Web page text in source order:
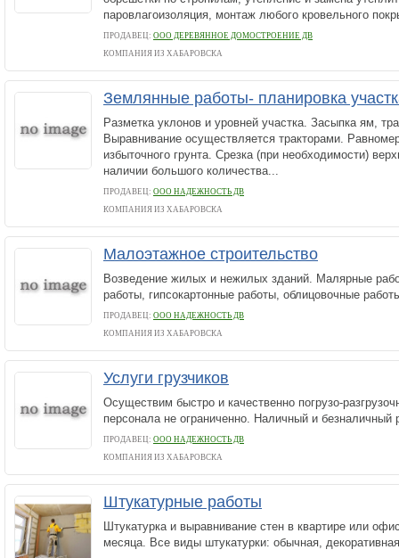
паровлагоизоляция, монтаж любого кровельного
ПРОДАВЕЦ: ООО ДЕРЕВЯННОЕ ДОМОСТРОЕНИЕ ДВ
КОМПАНИЯ ИЗ ХАБАРОВСКА
Землянные работы- планировка
Разметка уклонов и уровней участка. Засыпка ям,
Выравнивание осуществляется тракторами.
избыточного грунта. Срезка (при необходимости)
наличии большого количества...
ПРОДАВЕЦ: ООО НАДЕЖНОСТЬ ДВ
КОМПАНИЯ ИЗ ХАБАРОВСКА
Малоэтажное строительство
Возведение жилых и нежилых зданий. Малярные
работы, гипсокартонные работы, облицовочные
ПРОДАВЕЦ: ООО НАДЕЖНОСТЬ ДВ
КОМПАНИЯ ИЗ ХАБАРОВСКА
Услуги грузчиков
Осуществим быстро и качественно погрузо-
персонала не ограниченно. Наличный и безналичный
ПРОДАВЕЦ: ООО НАДЕЖНОСТЬ ДВ
КОМПАНИЯ ИЗ ХАБАРОВСКА
Штукатурные работы
Штукатурка и выравнивание стен в квартире или
месяца. Все виды штукатурки: обычная,